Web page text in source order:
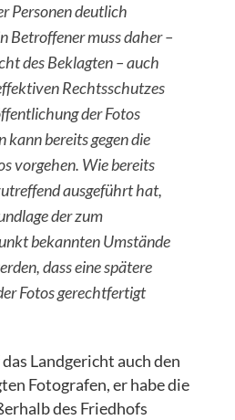
Personen deutlich
Betroffener muss daher –
des Beklagten – auch
Rechtsschutzes
der Fotos
kann bereits gegen die
vorgehen. Wie bereits
ausgeführt hat,
der zum
bekannten Umstände
dass eine spätere
Fotos gerechtfertigt
Landgericht auch den
Fotografen, er habe die
des Friedhofs